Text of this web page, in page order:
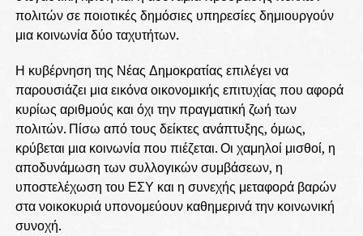
πολιτών σε ποιοτικές δημόσιες υπηρεσίες δημιουργούν
μια κοινωνία δύο ταχυτήτων.
Η κυβέρνηση της Νέας Δημοκρατίας επιλέγει να
παρουσιάζει μια εικόνα οικονομικής επιτυχίας που αφορά
κυρίως αριθμούς και όχι την πραγματική ζωή των
πολιτών. Πίσω από τους δείκτες ανάπτυξης, όμως,
κρύβεται μια κοινωνία που πιέζεται. Οι χαμηλοί μισθοί, η
αποδυνάμωση των συλλογικών συμβάσεων, η
υποστελέχωση του ΕΣΥ και η συνεχής μεταφορά βαρών
στα νοικοκυριά υπονομεύουν καθημερινά την κοινωνική
συνοχή.